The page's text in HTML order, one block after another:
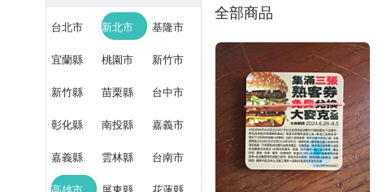
台北市 新北市 基隆市
宜蘭縣 桃園市 新竹市
新竹縣 苗栗縣 台中市
彰化縣 南投縣 嘉義市
嘉義縣 雲林縣 台南市
全部商品